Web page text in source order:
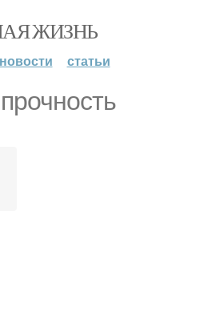
ЖИЗНЬ
новости статьи